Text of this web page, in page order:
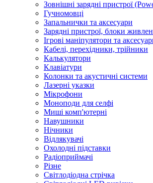
Зовнішні зарядні пристрої
Гучномовці
Запальнички та аксесуари
Зарядні пристрої, блоки
Ігрові маніпулятори та
Кабелі, перехідники, трійники
Калькулятори
Клавіатури
Колонки та акустичні системи
Лазерні указки
Мікрофони
Моноподи для селфі
Миші комп'ютерні
Навушники
Нічники
Відлякувачі
Охолодні підставки
Радіоприймачі
Різне
Світлодіодна стрічка